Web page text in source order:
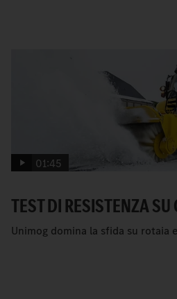
01:45
TEST DI RESISTENZA
Unimog domina la sfida su rotaia